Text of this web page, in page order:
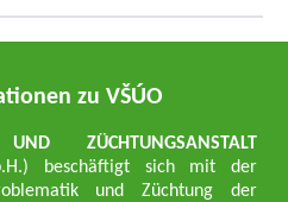
zu VŠÚO
ZÜCHTUNGSANSTALT
beschäftigt sich mit der
und Züchtung der